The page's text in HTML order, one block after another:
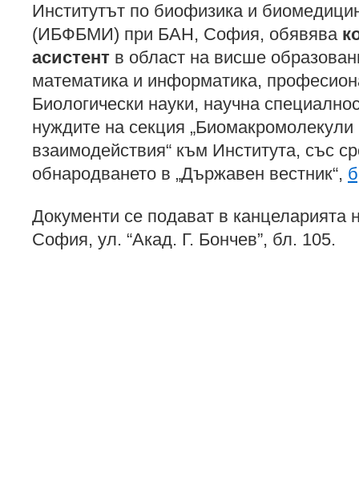
Институтът по биофизика и
(ИБФБМИ) при БАН, София, обявява
асистент в област на висше
математика и информатика,
Биологически науки, научна
нуждите на секция
взаимодействия“ към Института, със
обнародването в „Държавен вестник“,
Документи се подават в
София, ул. “Акад. Г. Бончев”, бл. 105.